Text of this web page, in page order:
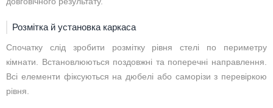
Розмітка й установка каркаса
Спочатку слід зробити розмітку рівня стелі по периметру
кімнати. Встановлюються поздовжні та поперечні направлення.
Всі елементи фіксуються на дюбелі або саморізи з перевіркою
рівня.